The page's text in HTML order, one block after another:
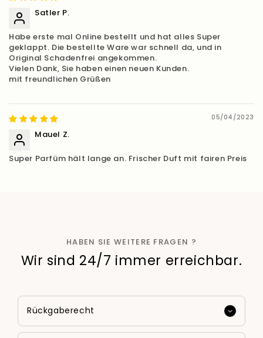
Satler P.
Habe erste mal Online bestellt und hat alles Super
geklappt. Die bestellte Ware war schnell da, und in
Original Schadenfrei angekommen.
Vielen Dank, Sie haben einen neuen Kunden.
mit freundlichen Grüßen
05/04/2023
Mauel Z.
Super Parfüm hält lange an. Frischer Duft mit fairen Preis
HABEN SIE WEITERE FRAGEN ?
Wir sind 24/7 immer erreichbar.
Rückgaberecht